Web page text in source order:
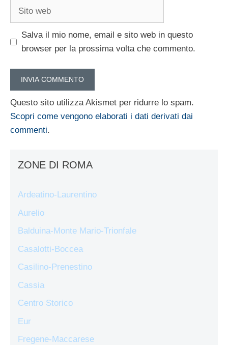
Sito
Salva il mio nome, email e sito web in questo
browser per la prossima volta che commento.
Questo sito utilizza Akismet per ridurre lo spam.
Scopri come vengono elaborati i dati derivati dai
commenti.
ZONE DI ROMA
Ardeatino-Laurentino
Aurelio
Balduina-Monte Mario-Trionfale
Casalotti-Boccea
Casilino-Prenestino
Cassia
Centro Storico
Eur
Fregene-Maccarese